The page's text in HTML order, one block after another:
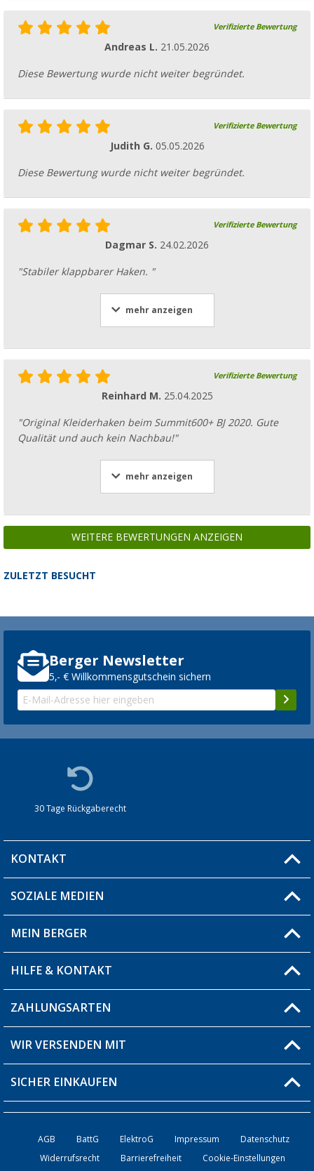
Verifizierte Bewertung
Andreas L. 21.05.2026
Diese Bewertung wurde nicht weiter begründet.
Verifizierte Bewertung
Judith G. 05.05.2026
Diese Bewertung wurde nicht weiter begründet.
Verifizierte Bewertung
Dagmar S. 24.02.2026
"Stabiler klappbarer Haken. "
mehr anzeigen
Verifizierte Bewertung
Reinhard M. 25.04.2025
"Original Kleiderhaken beim Summit600+ BJ 2020. Gute
Qualität und auch kein Nachbau!"
mehr anzeigen
WEITERE BEWERTUNGEN ANZEIGEN
ZULETZT BESUCHT
Berger Newsletter
5,- € Willkommensgutschein sichern
30 Tage Rückgaberecht
KONTAKT
Du hast eine Frage?
Filiale finden
SOZIALE MEDIEN
MEIN BERGER
Blog
Produkttester
Über uns
HILFE & KONTAKT
Fragen & Antworten / FAQ
Versandinformationen
Bestellstatus
Kontakt
ZAHLUNGSARTEN
WIR VERSENDEN MIT
SICHER EINKAUFEN
AGB BattG ElektroG Impressum
Datenschutz
Widerrufsrecht
Barrierefreiheit Cookie-Einstellungen